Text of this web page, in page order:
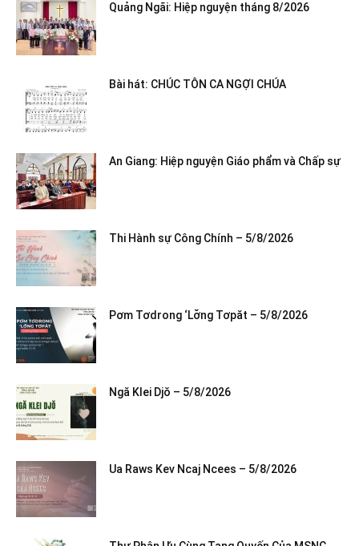
Quảng Ngãi: Hiệp nguyện tháng 8/2026
Bài hát: CHÚC TÔN CA NGỢI CHÚA
An Giang: Hiệp nguyện Giáo phẩm và Chấp sự
Thi Hành sự Công Chính – 5/8/2026
Pơm Tơdrong ‘Lơ̆ng Tơpăt – 5/8/2026
Ngă Klei Djŏ – 5/8/2026
Ua Raws Kev Ncaj Ncees – 5/8/2026